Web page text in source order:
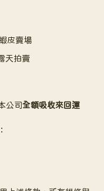
皮賣場
天拍賣
公司全額吸收來回運